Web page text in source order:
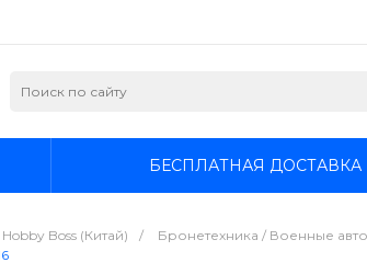
БЕСПЛАТНАЯ ДОСТАВКА
Hobby Boss (Китай) / Бронетехника / Военные